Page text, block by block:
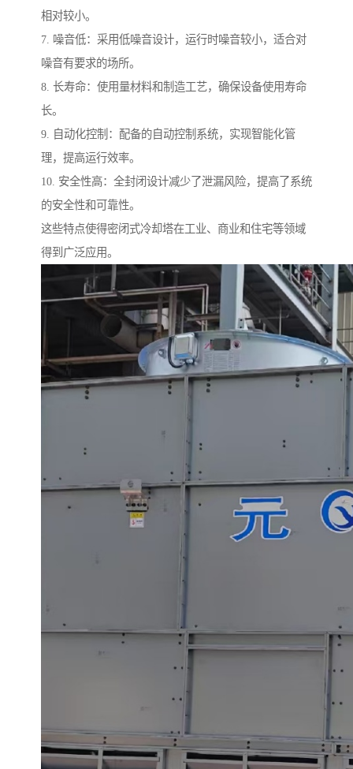
相对较小。
7. 噪音低：采用低噪音设计，运行时噪音较小，适合对
噪音有要求的场所。
8. 长寿命：使用量材料和制造工艺，确保设备使用寿命
长。
9. 自动化控制：配备的自动控制系统，实现智能化管
理，提高运行效率。
10. 安全性高：全封闭设计减少了泄漏风险，提高了系统
的安全性和可靠性。
这些特点使得密闭式冷却塔在工业、商业和住宅等领域
得到广泛应用。